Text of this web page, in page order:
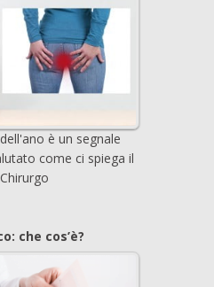
è un segnale
come ci spiega il
che cos’è?